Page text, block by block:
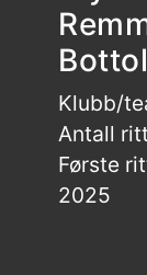
Klubb/
Antall
Første
2025